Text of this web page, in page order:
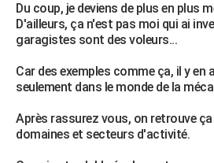
Du coup, je deviens de plus en plus
D'ailleurs, ça n'est pas moi qui ai
garagistes sont des voleurs...
Car des exemples comme ça, il y en
seulement dans le monde de la
Après rassurez vous, on retrouve
domaines et secteurs d'activité.